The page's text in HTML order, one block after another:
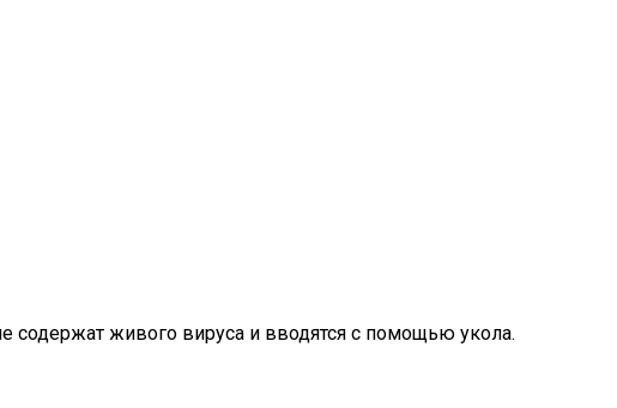
живого вируса и вводятся с помощью укола.